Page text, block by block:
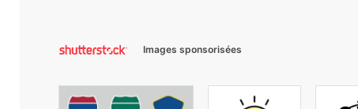
Images sponsorisées